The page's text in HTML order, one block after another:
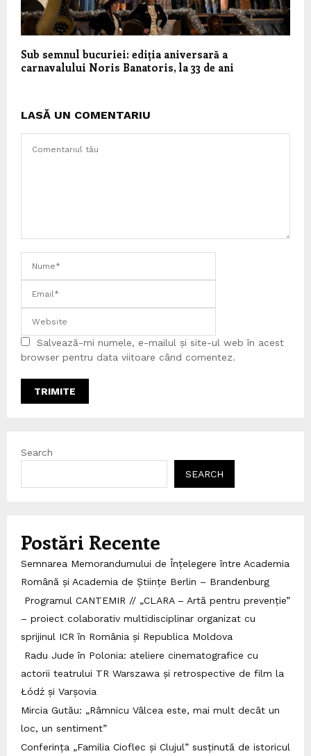
Sub semnul bucuriei: ediția aniversară a
carnavalului Noris Banatoris, la 33 de ani
LASĂ UN COMENTARIU
Salvează-mi numele, e-mailul și site-ul web în acest
browser pentru data viitoare când comentez.
Search
SEARCH
Postări Recente
Semnarea Memorandumului de Înțelegere între Academia
Română și Academia de Științe Berlin – Brandenburg
Programul CANTEMIR // „CLARA – Artă pentru prevenție”
– proiect colaborativ multidisciplinar organizat cu
sprijinul ICR în România și Republica Moldova
Radu Jude în Polonia: ateliere cinematografice cu
actorii teatrului TR Warszawa și retrospective de film la
Łódź și Varșovia
Mircia Gutău: „Râmnicu Vâlcea este, mai mult decât un
loc, un sentiment”
Conferința „Familia Cioflec și Clujul” susținută de istoricul